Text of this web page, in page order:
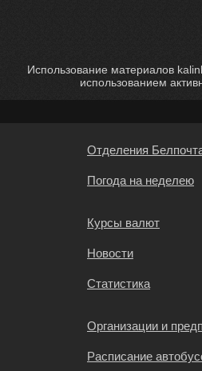
Использование материалов
использованием
Отделения
Погода на неделею
Курсы валют
Новости
Статистика
Организации и
Расписание